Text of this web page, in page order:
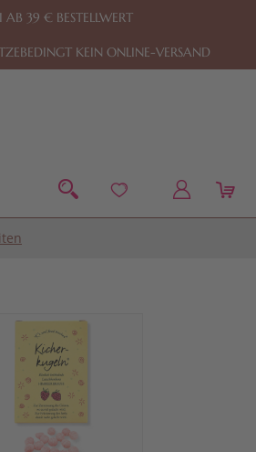
Zum Footer springen
AB 39 € BESTELLWERT
KEIN ONLINE-VERSAND